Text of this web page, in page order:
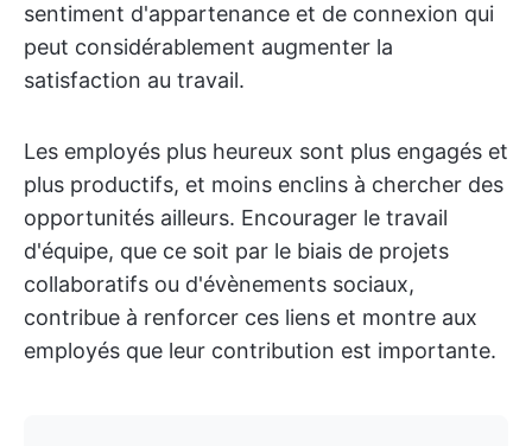
sentiment d'appartenance et de connexion qui
peut considérablement augmenter la
satisfaction au travail.
Les employés plus heureux sont plus engagés et
plus productifs, et moins enclins à chercher des
opportunités ailleurs. Encourager le travail
d'équipe, que ce soit par le biais de projets
collaboratifs ou d'évènements sociaux,
contribue à renforcer ces liens et montre aux
employés que leur contribution est importante.